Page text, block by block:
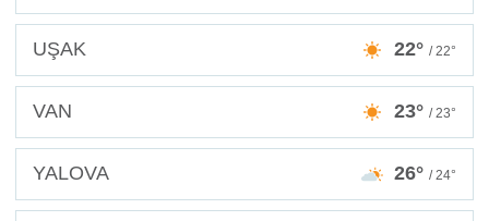
UŞAK 22° / 22°
VAN 23° / 23°
YALOVA 26° / 24°